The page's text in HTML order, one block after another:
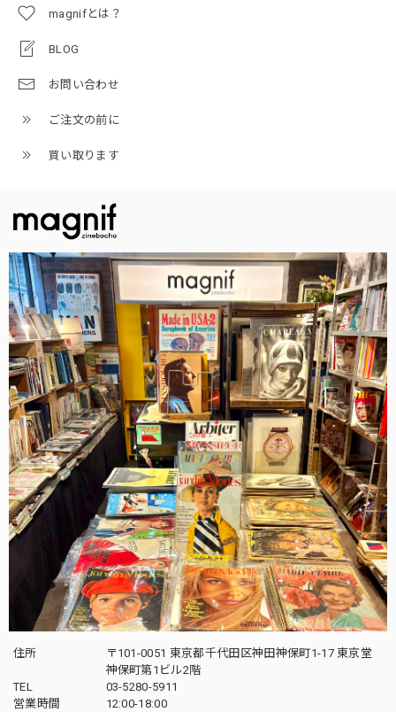
magnifとは？
BLOG
お問い合わせ
ご注文の前に
買い取ります
住所
〒101-0051 東京都千代田区神田神保町1-17 東京堂
神保町第1ビル2階
TEL
03-5280-5911
営業時間
12:00-18:00